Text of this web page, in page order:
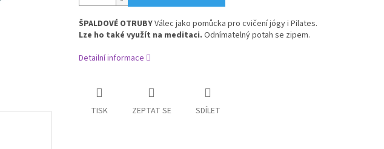
ŠPALDOVÉ OTRUBYVálec jako pomůcka pro cvičení jógy i Pilates.
Lze ho také využít na meditaci. Odnímatelný potah se zipem.
Detailní informace
TISK ZEPTAT SE SDÍLET